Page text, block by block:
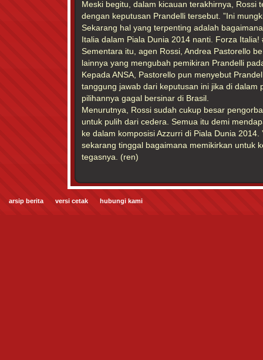
Meski begitu, dalam kicauan terakhirnya, Rossi
dengan keputusan Prandelli tersebut. ”Ini
Sekarang hal yang terpenting adalah
Italia dalam Piala Dunia 2014 nanti. Forza Italia!
Sementara itu, agen Rossi, Andrea Pastorello
lainnya yang mengubah pemikiran Prandelli
Kepada ANSA, Pastorello pun menyebut
tanggung jawab dari keputusan ini jika di dalam
pilihannya gagal bersinar di Brasil.
Menurutnya, Rossi sudah cukup besar
untuk pulih dari cedera. Semua itu demi
ke dalam komposisi Azzurri di Piala Dunia 2014.
sekarang tinggal bagaimana memikirkan untuk
tegasnya. (ren)
arsip berita versi cetak hubungi kami